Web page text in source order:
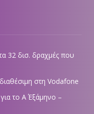
32 δισ. δραχμές που
στη Vodafone
το Α΄ Εξάμηνο –